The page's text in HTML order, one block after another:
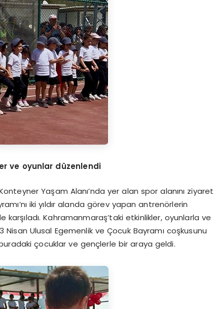
ve oyunlar düzenlendi
Yaşam Alanı’nda yer alan spor alanını ziyaret
iki yıldır alanda görev yapan antrenörlerin
karşıladı. Kahramanmaraş’taki etkinlikler, oyunlarla ve
Ulusal Egemenlik ve Çocuk Bayramı coşkusunu
çocuklar ve gençlerle bir araya geldi.